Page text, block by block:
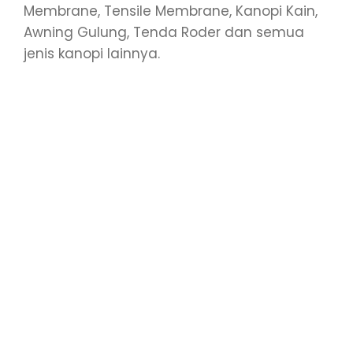
Membrane, Tensile Membrane, Kanopi Kain,
Awning Gulung, Tenda Roder dan semua
jenis kanopi lainnya.